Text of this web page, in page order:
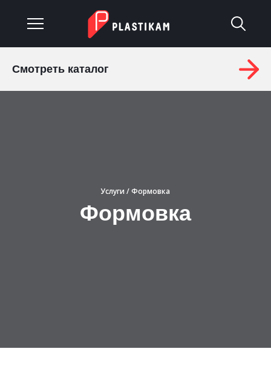
Оплата и доставка
Смотреть каталог
Услуги / Формовка
Формовка